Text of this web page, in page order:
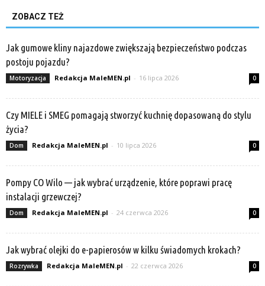
ZOBACZ TEŻ
Jak gumowe kliny najazdowe zwiększają bezpieczeństwo podczas
postoju pojazdu?
Motoryzacja Redakcja MaleMEN.pl - 16 lipca 2026 0
Czy MIELE i SMEG pomagają stworzyć kuchnię dopasowaną do stylu
życia?
Dom Redakcja MaleMEN.pl - 10 lipca 2026 0
Pompy CO Wilo — jak wybrać urządzenie, które poprawi pracę
instalacji grzewczej?
Dom Redakcja MaleMEN.pl - 24 czerwca 2026 0
Jak wybrać olejki do e-papierosów w kilku świadomych krokach?
Rozrywka Redakcja MaleMEN.pl - 22 czerwca 2026 0